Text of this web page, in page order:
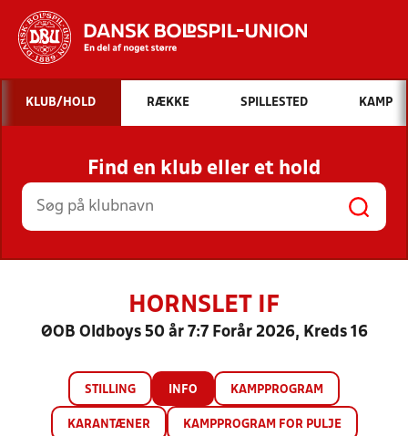
Hvad vil du søge efter?
INDHOLD OG NYHEDER
STILLINGER, RESULTATER, KLUBBER OG
HOLD
KLUB/HOLD RÆKKE SPILLESTED KAMP
Find en klub eller et hold
HORNSLET IF
ØOB Oldboys 50 år 7:7 Forår 2026, Kreds 16
STILLING INFO KAMPPROGRAM
KARANTÆNER KAMPPROGRAM FOR PULJE